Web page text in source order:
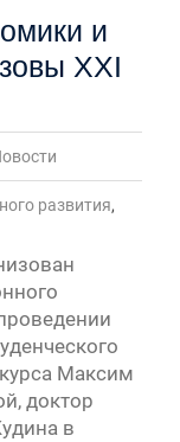
и
XXI
развития,
Максим
доктор
в